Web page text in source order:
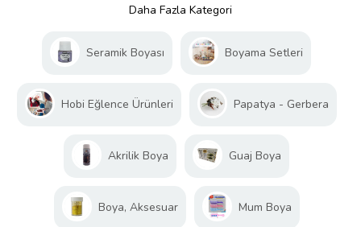
Daha Fazla Kategori
Seramik Boyası Boyama Setleri
Hobi Eğlence Ürünleri Papatya - Gerbera
Akrilik Boya Guaj Boya
Boya, Aksesuar Mum Boya